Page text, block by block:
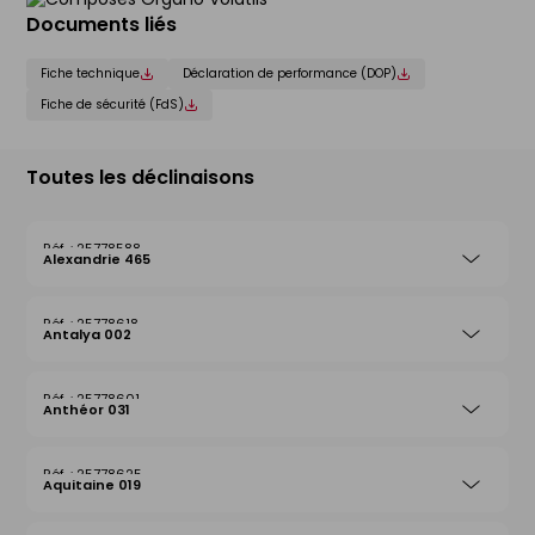
Documents liés
Fiche technique
Déclaration de performance (DOP)
Fiche de sécurité (FdS)
Toutes les déclinaisons
25778588
Alexandrie 465
25778618
Antalya 002
25778601
Anthéor 031
25778625
Aquitaine 019